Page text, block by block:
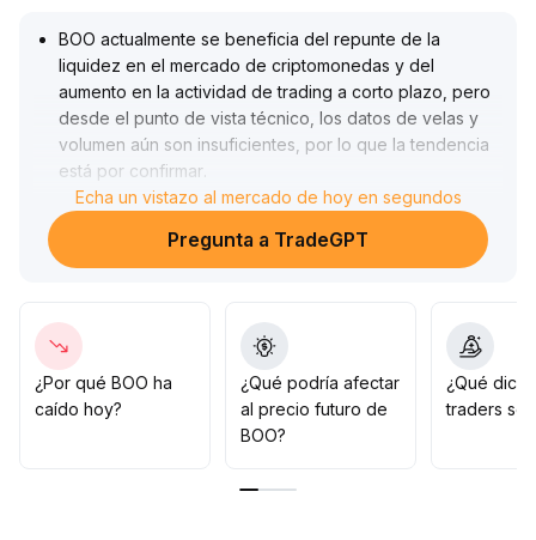
BOO actualmente se beneficia del repunte de la
liquidez en el mercado de criptomonedas y del
aumento en la actividad de trading a corto plazo, pero
desde el punto de vista técnico, los datos de velas y
volumen aún son insuficientes, por lo que la tendencia
está por confirmar
Se recomienda a los inversores controlar la posición en
el corto plazo y considerar incrementar gradualmente
solo cuando el precio se mantenga de manera estable
40 con respaldo de las medias móviles y el volumen
Es importante estar atentos al riesgo de retroceso si se
compra impulsivamente en máximos .
En general, la estrategia debe ser defensiva, teniendo
paciencia y esperando señales técnicas claras,
Echa un vistazo al mercado de hoy en segundos
Pregunta a TradeGPT
¿Por qué BOO ha
caído hoy?
¿Qué podría afectar
al precio futuro de
BOO?
¿Qué
traders